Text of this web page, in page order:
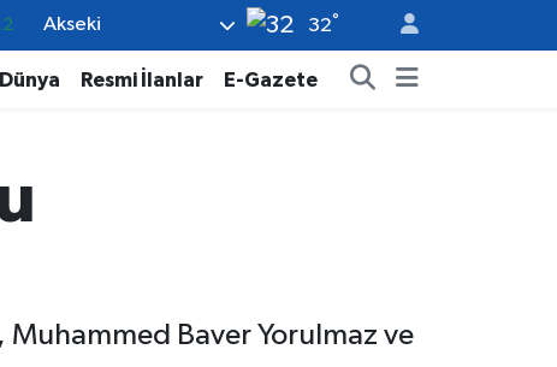
Akseki 32°
Dünya Resmi İlanlar E-Gazete
Muhammed Baver Yorulmaz ve